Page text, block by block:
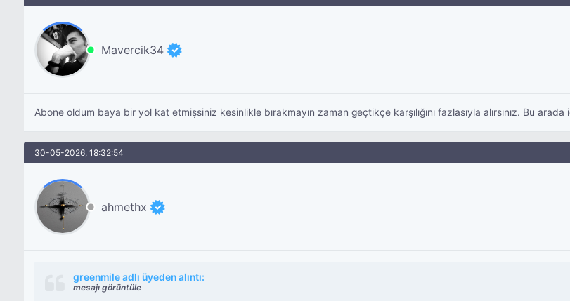
Mavercik34
Abone oldum baya bir yol kat etmişsiniz kesinlikle bırakmayın zaman geçtikçe karşılığını fazlasıyla alırsınız. Bu
30-05-2026, 18:32:54
ahmethx
greenmile adlı üyeden alıntı:
mesajı görüntüle